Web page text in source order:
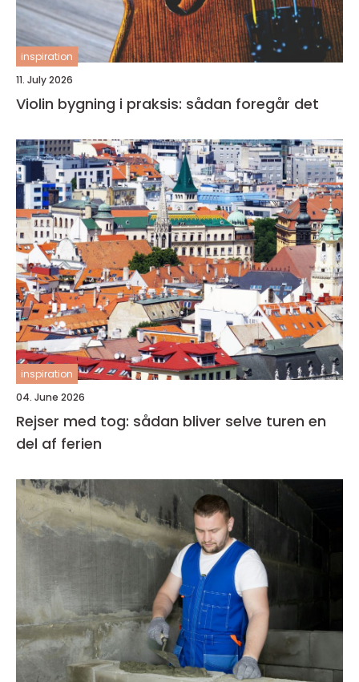
inspiration
11. July 2026
Violin bygning i praksis: sådan foregår det
inspiration
04. June 2026
Rejser med tog: sådan bliver selve turen en
del af ferien